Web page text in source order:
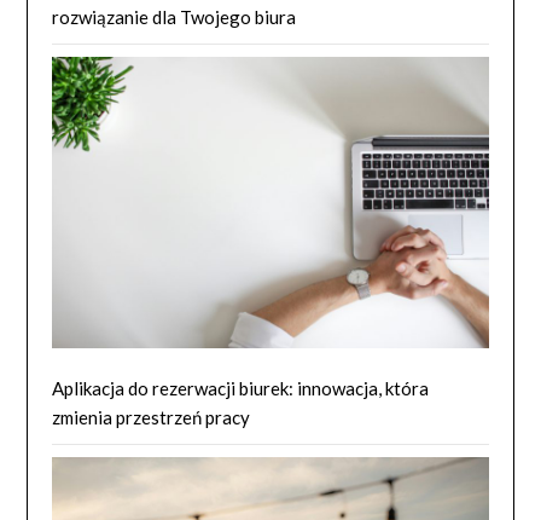
rozwiązanie dla Twojego biura
Aplikacja do rezerwacji biurek: innowacja, która
zmienia przestrzeń pracy